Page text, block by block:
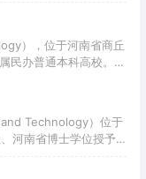
学校现有两个校区：
以工学为主体，工、
的专业格局；现有专任
），位于河南省商丘
民办普通本科高校。学
育。截至2019年6月，
、专科专业17个；有
Technology）位于
河南省博士学位授予
大学生创新创业训练计